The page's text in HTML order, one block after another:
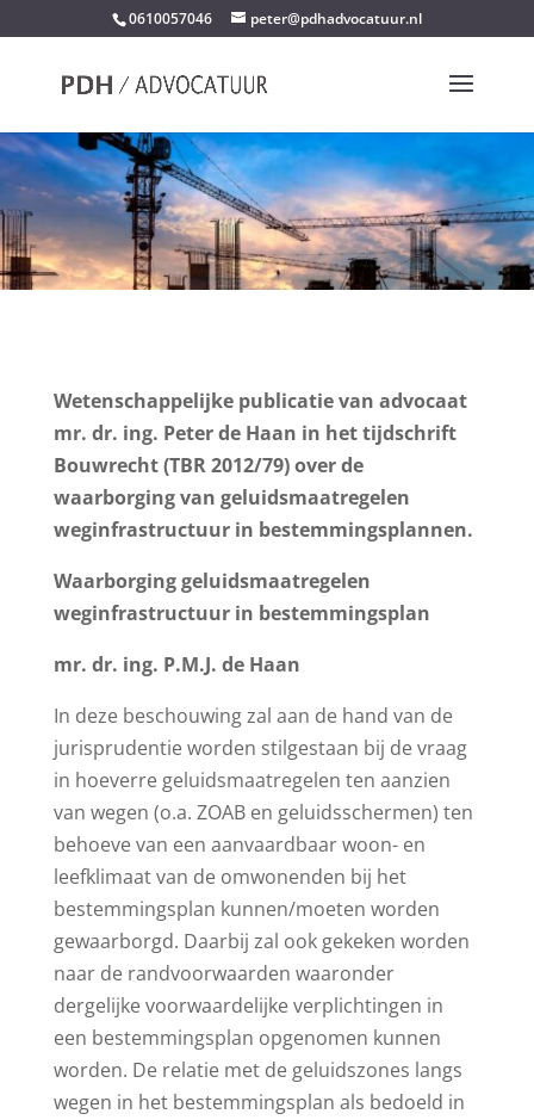
0610057046 peter@pdhadvocatuur.nl
Wetenschappelijke publicatie van advocaat
mr. dr. ing. Peter de Haan in het tijdschrift
Bouwrecht (TBR 2012/79) over de
waarborging van geluidsmaatregelen
weginfrastructuur in bestemmingsplannen.
Waarborging geluidsmaatregelen
weginfrastructuur in bestemmingsplan
mr. dr. ing. P.M.J. de Haan
In deze beschouwing zal aan de hand van de
jurisprudentie worden stilgestaan bij de vraag
in hoeverre geluidsmaatregelen ten aanzien
van wegen (o.a. ZOAB en geluidsschermen) ten
behoeve van een aanvaardbaar woon- en
leefklimaat van de omwonenden bij het
bestemmingsplan kunnen/moeten worden
gewaarborgd. Daarbij zal ook gekeken worden
naar de randvoorwaarden waaronder
dergelijke voorwaardelijke verplichtingen in
een bestemmingsplan opgenomen kunnen
worden. De relatie met de geluidszones langs
wegen in het bestemmingsplan als bedoeld in